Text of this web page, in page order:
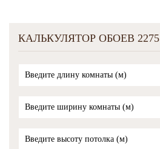
КАЛЬКУЛЯТОР ОБОЕВ 2275